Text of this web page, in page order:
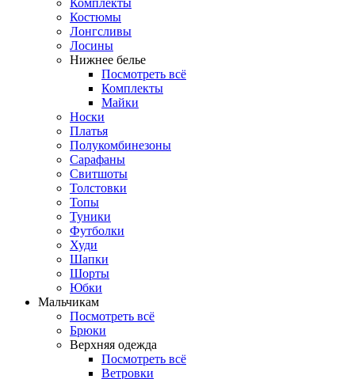
Костюмы
Лонгсливы
Лосины
Нижнее белье
Посмотреть всё
Комплекты
Майки
Носки
Платья
Полукомбинезоны
Сарафаны
Свитшоты
Толстовки
Топы
Туники
Футболки
Худи
Шапки
Шорты
Юбки
Мальчикам
Посмотреть всё
Брюки
Верхняя одежда
Посмотреть всё
Ветровки